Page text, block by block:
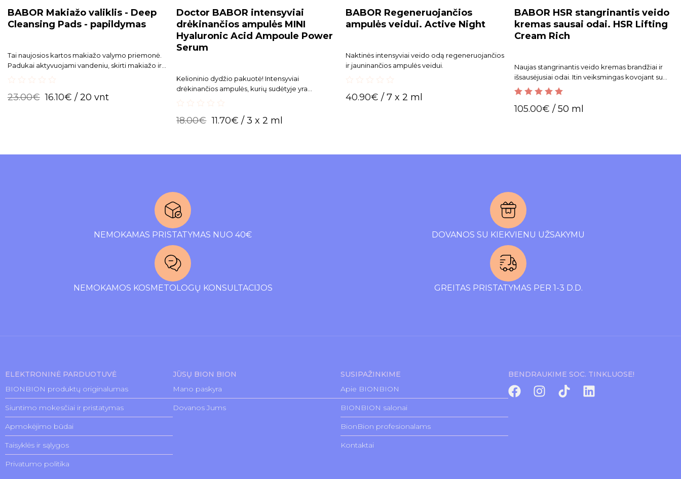
BABOR Makiažo valiklis - Deep
Cleansing Pads - papildymas
Tai naujosios kartos makiažo valymo priemonė.
Padukai aktyvuojami vandeniu, skirti makiažo ir
out
23.00€ 16.10€ / 20 vnt
Doctor BABOR intensyviai
drėkinančios ampulės MINI
Hyaluronic Acid Ampoule Power
Serum
Kelioninio dydžio pakuotė! Intensyviai
drėkinančios ampulės, kurių sudėtyje yra
out
18.00€ 11.70€ / 3 x 2 ml
BABOR Regeneruojančios
ampulės veidui. Active Night
Naktinės intensyviai veido odą regeneruojančios
ir jauninančios ampulės veidui.
out
40.90€ / 7 x 2 ml
BABOR HSR stangrinantis veido
kremas sausai odai. HSR Lifting
Cream Rich
Naujas stangrinantis veido kremas brandžiai ir
išsausėjusiai odai. Itin veiksmingas kovojant su
visų tipų raukšlėmis.
out of 5
105.00€ / 50 ml
NEMOKAMAS PRISTATYMAS NUO 40€ DOVANOS SU KIEKVIENU UŽSAKYMU
NEMOKAMOS KOSMETOLOGŲ KONSULTACIJOS GREITAS PRISTATYMAS PER 1-3 D.D.
ELEKTRONINĖ PARDUOTUVĖ
BIONBION produktų originalumas
Siuntimo mokesčiai ir pristatymas
Apmokėjimo būdai
Taisyklės ir sąlygos
Privatumo politika
JŪSŲ BION BION
Mano paskyra
Dovanos Jums
SUSIPAŽINKIME
Apie BIONBION
BIONBION salonai
BionBion profesionalams
Kontaktai
BENDRAUKIME SOC. TINKLUOSE!